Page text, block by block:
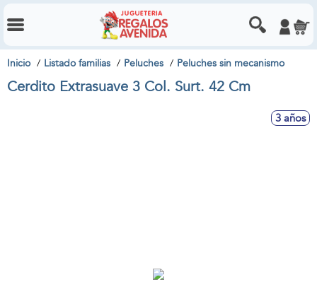
Inicio Listado familias Peluches Peluches sin mecanismo
Cerdito Extrasuave 3 Col. Surt. 42 Cm
3 años